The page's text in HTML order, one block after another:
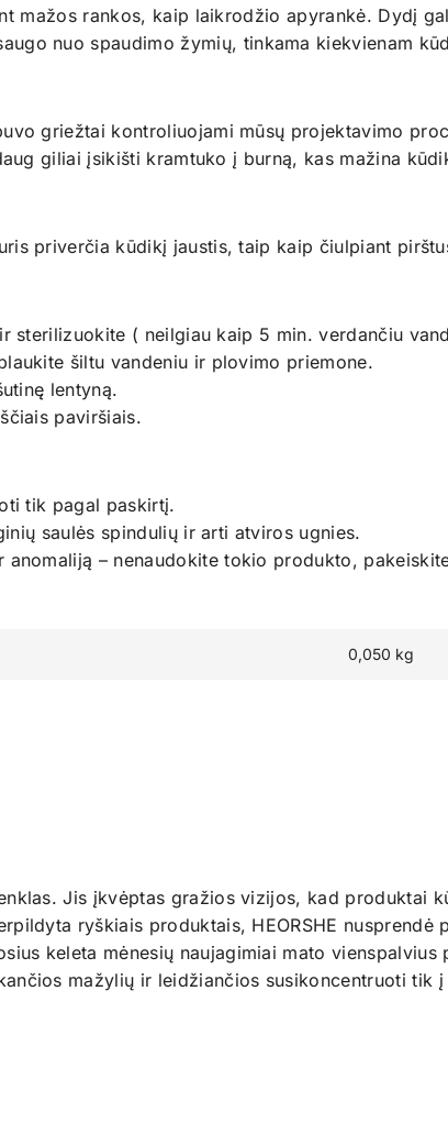
mažos rankos, kaip laikrodžio apyrankė. Dydį
nuo spaudimo žymių, tinkama kiekvienam
griežtai kontroliuojami mūsų projektavimo
giliai įsikišti kramtuko į burną, kas mažina
priverčia kūdikį jaustis, taip kaip čiulpiant
sterilizuokite ( neilgiau kaip 5 min. verdančiu
šiltu vandeniu ir plovimo priemone.
lentyną.
paviršiais.
tik pagal paskirtį.
saulės spindulių ir arti atviros ugnies.
– nenaudokite tokio produkto,
0,050 kg
Jis įkvėptas gražios vizijos, kad produktai
ryškiais produktais, HEORSHE
keleta mėnesių naujagimiai mato
mažylių ir leidžiančios susikoncentruoti tik